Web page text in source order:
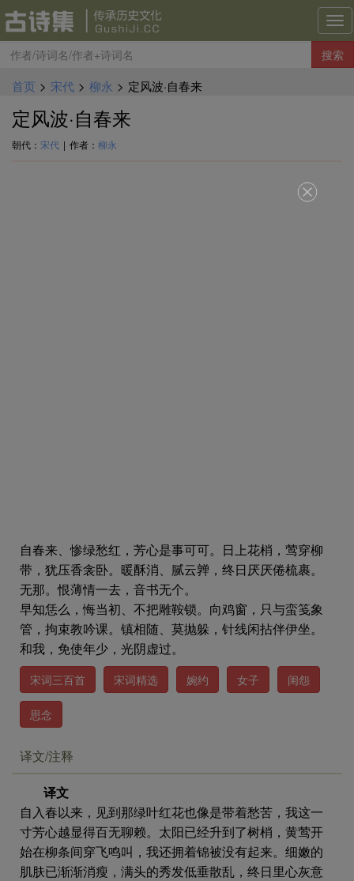
古
诗
集
搜索
首页 > 宋代 > 柳永 > 定风波·自春来
定风波·自春来
朝代： 宋代 | 作者： 柳永
自春来、惨绿愁红，芳心是事可可。日上花梢，莺穿柳
带，犹压香衾卧。暖酥消、腻云亸，终日厌厌倦梳裹。
无那。恨薄情一去，音书无个。
早知恁么，悔当初、不把雕鞍锁。向鸡窗，只与蛮笺象
管，拘束教吟课。镇相随、莫抛躲，针线闲拈伴伊坐。
和我，免使年少，光阴虚过。
宋词三百首 宋词精选 婉约 女子 闺怨
思念
译文/注释
译文
自入春以来，见到那绿叶红花也像是带着愁苦，我这一
寸芳心越显得百无聊赖。太阳已经升到了树梢，黄莺开
始在柳条间穿飞鸣叫，我还拥着锦被没有起来。细嫩的
肌肤已渐渐消瘦，满头的秀发低垂散乱，终日里心灰意